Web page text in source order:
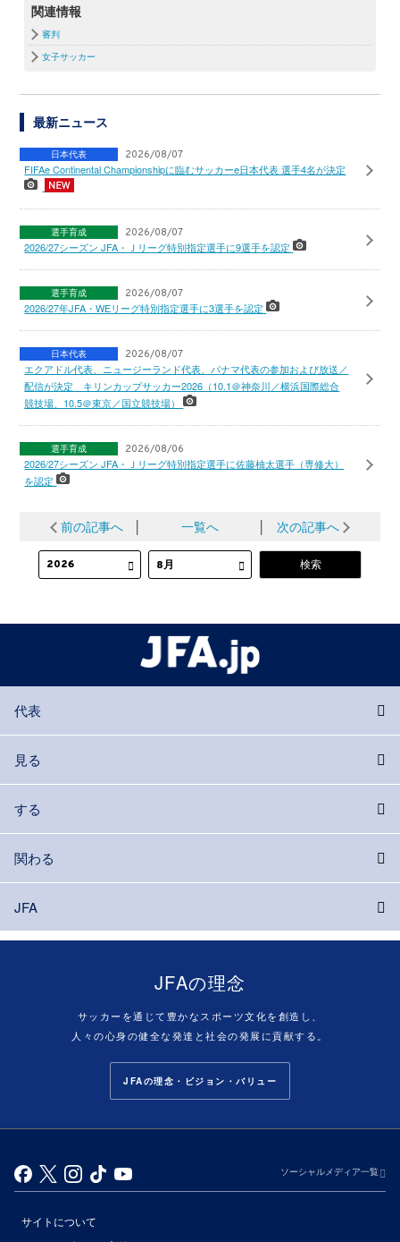
関連情報
審判
女子サッカー
最新ニュース
日本代表 2026/08/07
FIFAe Continental Championshipに臨むサッカーe日本代表 選手4名が決定
選手育成 2026/08/07
2026/27シーズン JFA・Ｊリーグ特別指定選手に9選手を認定
選手育成 2026/08/07
2026/27年JFA・WEリーグ特別指定選手に3選手を認定
日本代表 2026/08/07
エクアドル代表、ニュージーランド代表、パナマ代表の参加および放送／
配信が決定 キリンカップサッカー2026（10.1＠神奈川／横浜国際総合
競技場、10.5＠東京／国立競技場）
選手育成 2026/08/06
2026/27シーズン JFA・Ｊリーグ特別指定選手に佐藤柚太選手（専修大）
を認定
前の記事へ 一覧へ 次の記事へ
代表
見る
する
関わる
JFA
JFAの理念
サッカーを通じて豊かなスポーツ文化を創造し、
人々の心身の健全な発達と社会の発展に貢献する。
JFAの理念・ビジョン・バリュー
ソーシャルメディア一覧
サイトについて